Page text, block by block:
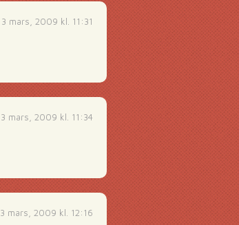
3 mars, 2009 kl. 11:31
3 mars, 2009 kl. 11:34
3 mars, 2009 kl. 12:16